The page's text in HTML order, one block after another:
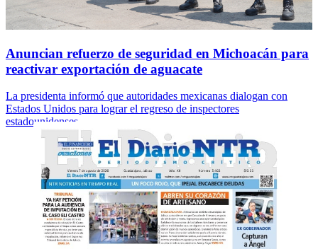
Anuncian refuerzo de seguridad en Michoacán para
reactivar exportación de aguacate
La presidenta informó que autoridades mexicanas dialogan con
Estados Unidos para lograr el regreso de inspectores
estadounidenses